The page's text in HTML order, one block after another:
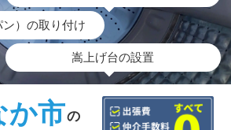
）の取り付け
嵩上げ台の設置
か市の